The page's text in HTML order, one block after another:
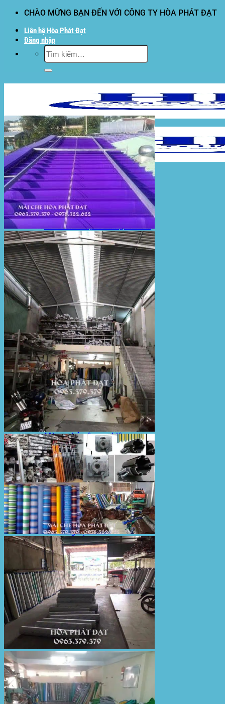
dung
CHÀO MỪNG BẠN ĐẾN VỚI CÔNG TY HÒA PHÁT ĐẠT
Liên hệ Hòa Phát Đạt
Đăng nhập
Tìm
kiếm:
Hòa Phát Đạt
Giới thiệu Hòa Phát Đạt
Sản Phẩm
Sản Phẩm Bạt Che Ngoài Trời
Bạt che nắng mưa
Bạt kéo ngoài trời
Bạt che tự cuốn
Bạt nhựa xanh cam
Bạt sọc 3 màu
Bạt nhựa giá rẻ
Bạt lót ao hồ
Bạt nhựa đen HDPE
Màng chống thấm HDPE
Sản Phẩm Dù Che Ngoài Trời
Dù che nắng
Dù che quán cafe
Dù che sự kiện
Dù lệch tâm
Sản Phẩm Mái Che Di Động
Mái hiên di động
Mái xếp di động
Nhà bạt di động
Motor kéo bạt che
Dự Án Hòa Phát Đạt
Lưới che nắng
Màng phủ nông nghiệp
Bạt Kéo Quán Cafe
Bạt Kéo Sân Trường
Thi Công Mái Xếp Hà Nội
Thi Công Mái Xếp TPHCM
Thi Công Mái Xếp Bình Dương
Thi Công Mái Xếp Biên Hòa
Tin tức
Hoạt động
May bạt mái che
Thi công bạt lót lồ
Thay bạt áo dù
Thay bạt mái che
Thi công mái tôn
Tuyển Dụng Hòa Phát Đạt
Liên hệ Hòa Phát Đạt
Tìm
kiếm: